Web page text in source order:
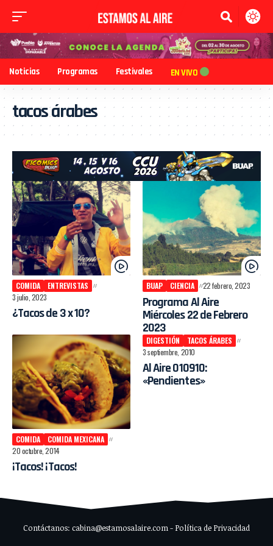
Noticias Programas Festivales EN VIVO
tacos árabes
COMIDA
ENTREVISTAS
3 julio, 2023
¿Tacos de 3 x 10?
BUAP CIENCIA 22 febrero, 2023
Programa Al Aire
Miércoles 22 de Febrero
2023
COMIDA
COMIDA MEXICANA
20 octubre, 2014
¡Tacos! ¡Tacos!
DIGESTIÓN
TACOS ÁRABES
3 septiembre, 2010
Al Aire 010910:
«Pendientes»
Contáctanos: cabina@estamosalaire.com - Política de Privacidad